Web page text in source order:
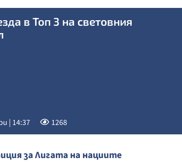
в Топ 3 на световния
| 14:37 1268
за Лигата на нациите